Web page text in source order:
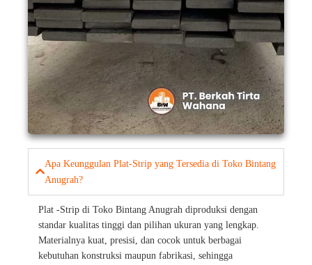
Apa Keunggulan Plat-Strip yang Tersedia di Toko Bintang
Anugrah?
Plat -Strip di Toko Bintang Anugrah diproduksi dengan
standar kualitas tinggi dan pilihan ukuran yang lengkap.
Materialnya kuat, presisi, dan cocok untuk berbagai
kebutuhan konstruksi maupun fabrikasi, sehingga